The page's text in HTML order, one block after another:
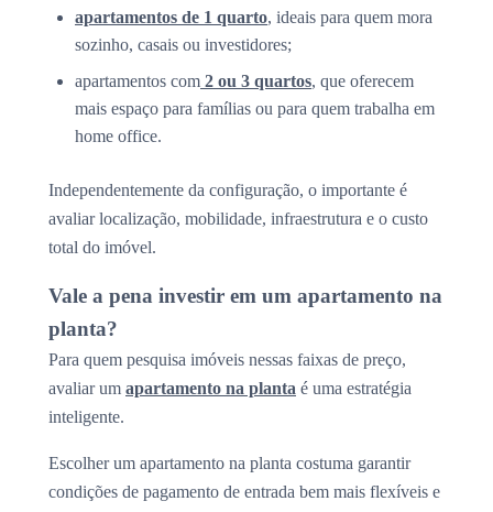
apartamentos de 1 quarto, ideais para quem mora
sozinho, casais ou investidores;
apartamentos com 2 ou 3 quartos, que oferecem
mais espaço para famílias ou para quem trabalha em
home office.
Independentemente da configuração, o importante é
avaliar localização, mobilidade, infraestrutura e o custo
total do imóvel.
Vale a pena investir em um apartamento na
planta?
Para quem pesquisa imóveis nessas faixas de preço,
avaliar um apartamento na planta é uma estratégia
inteligente.
Escolher um apartamento na planta costuma garantir
condições de pagamento de entrada bem mais flexíveis e